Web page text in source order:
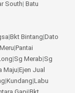
South| Batu
|Bkt Bintang|Dato
Meru|Pantai
|Sg Merab|Sg
Maju|Ejen Jual
|Kundang|Labu